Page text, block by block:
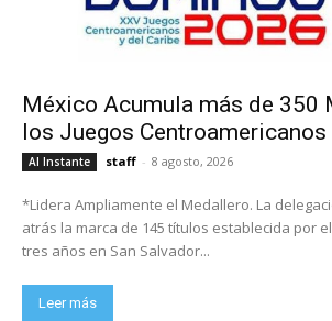
México Acumula más de 350
los Juegos
Al Instante staff - 8 agosto, 2026
*Lidera Ampliamente el Medallero. La delegación mexicana dejó
atrás la marca de 145 títulos establecida por
tres años en San Salvador...
Leer más